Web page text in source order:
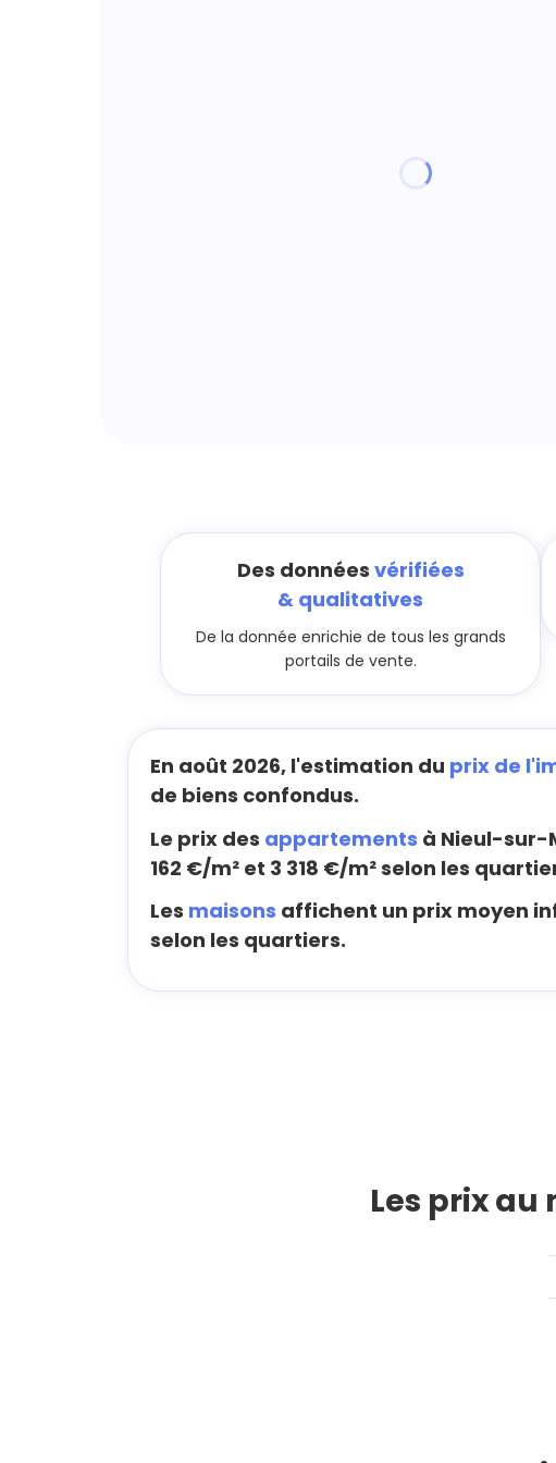
Des données vérifiées
& qualitatives
De la donnée enrichie de tous les grands
portails de vente.
En août 2026, l'estimation du prix de
de biens confondus.
Le prix des appartements à Nieul-sur-
162 €/m² et 3 318 €/m² selon les
Les maisons affichent un prix moyen
selon les quartiers.
Les prix au